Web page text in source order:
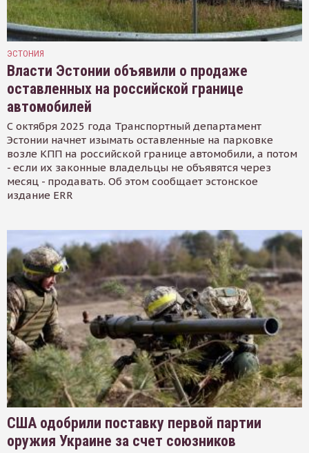
ЭСТОНИЯ
Власти Эстонии объявили о продаже
оставленных на российской границе
автомобилей
С октября 2025 года Транспортный департамент
Эстонии начнет изымать оставленные на парковке
возле КПП на российской границе автомобили, а потом
- если их законные владельцы не объявятся через
месяц - продавать. Об этом сообщает эстонское
издание ERR
США одобрили поставку первой партии
оружия Украине за счет союзников